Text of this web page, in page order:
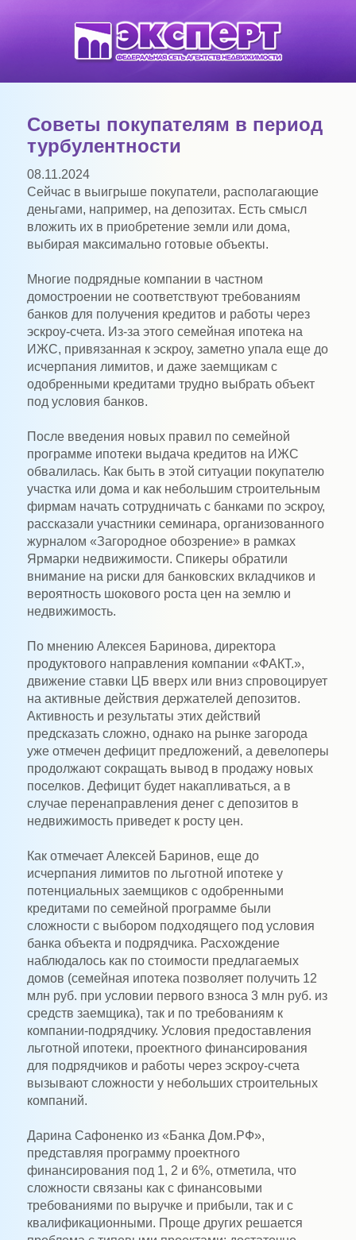
Советы покупателям в период
турбулентности
08.11.2024
Сейчас в выигрыше покупатели, располагающие
деньгами, например, на депозитах. Есть смысл
вложить их в приобретение земли или дома,
выбирая максимально готовые объекты.
Многие подрядные компании в частном
домостроении не соответствуют требованиям
банков для получения кредитов и работы через
эскроу-счета. Из-за этого семейная ипотека на
ИЖС, привязанная к эскроу, заметно упала еще до
исчерпания лимитов, и даже заемщикам с
одобренными кредитами трудно выбрать объект
под условия банков.
После введения новых правил по семейной
программе ипотеки выдача кредитов на ИЖС
обвалилась. Как быть в этой ситуации покупателю
участка или дома и как небольшим строительным
фирмам начать сотрудничать с банками по эскроу,
рассказали участники семинара, организованного
журналом «Загородное обозрение» в рамках
Ярмарки недвижимости. Спикеры обратили
внимание на риски для банковских вкладчиков и
вероятность шокового роста цен на землю и
недвижимость.
По мнению Алексея Баринова, директора
продуктового направления компании «ФАКТ.»,
движение ставки ЦБ вверх или вниз спровоцирует
на активные действия держателей депозитов.
Активность и результаты этих действий
предсказать сложно, однако на рынке загорода
уже отмечен дефицит предложений, а девелоперы
продолжают сокращать вывод в продажу новых
поселков. Дефицит будет накапливаться, а в
случае перенаправления денег с депозитов в
недвижимость приведет к росту цен.
Как отмечает Алексей Баринов, еще до
исчерпания лимитов по льготной ипотеке у
потенциальных заемщиков с одобренными
кредитами по семейной программе были
сложности с выбором подходящего под условия
банка объекта и подрядчика. Расхождение
наблюдалось как по стоимости предлагаемых
домов (семейная ипотека позволяет получить 12
млн руб. при условии первого взноса 3 млн руб. из
средств заемщика), так и по требованиям к
компании-подрядчику. Условия предоставления
льготной ипотеки, проектного финансирования
для подрядчиков и работы через эскроу-счета
вызывают сложности у небольших строительных
компаний.
Дарина Сафоненко из «Банка Дом.РФ»,
представляя программу проектного
финансирования под 1, 2 и 6%, отметила, что
сложности связаны как с финансовыми
требованиями по выручке и прибыли, так и с
квалификационными. Проще других решается